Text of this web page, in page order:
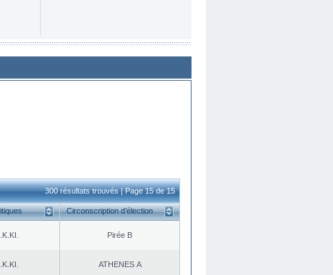
300 résultats trouvés | Page 15 de 15
Circonscription d’élection
Pirée B
ATHENES Α